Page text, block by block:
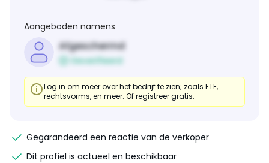
Aangeboden namens
Afgeschermd
Geverifieerd
Log in om meer over het bedrijf te zien; zoals FTE,
rechtsvorms, en meer. Of registreer gratis.
Gegarandeerd een reactie van de verkoper
Dit profiel is actueel en beschikbaar